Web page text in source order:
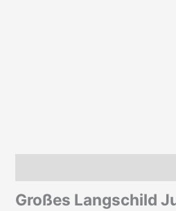
Großes Langschild